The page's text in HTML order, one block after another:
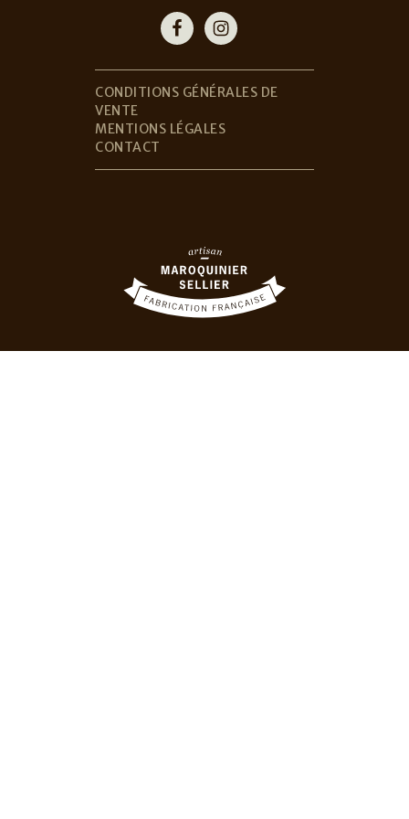
CONDITIONS GÉNÉRALES DE
VENTE
MENTIONS LÉGALES
CONTACT